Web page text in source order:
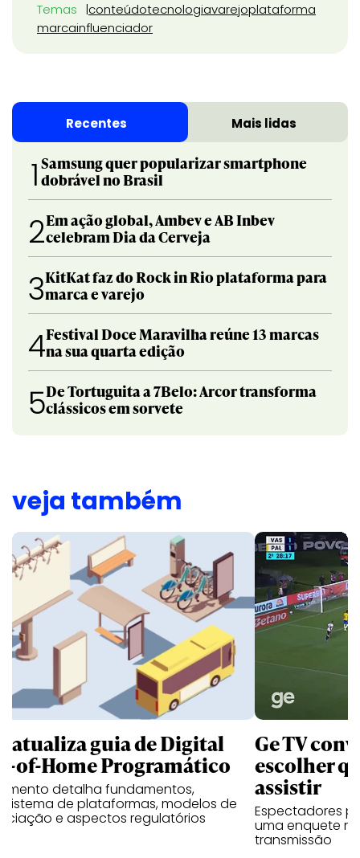
Temas conteúdotecnologiavarejoplataforma
marcainfluenciador
Recentes Mais lidas
1 Samsung quer popularizar smartphone
dobrável no Brasil
2Em ação global, Ambev e AB Inbev
celebram Dia da Cerveja
3KitKat faz do Rock in Rio plataforma para
marca e varejo
4Festival Doce Maravilha reúne 13 marcas
na sua quarta edição
5De Tortuguita a 7Belo: Arcor transforma
clássicos em sorvete
veja também
atualiza guia de Digital
of-Home Programático
detalha fundamentos,
de plataformas, modelos de
e aspectos regulatórios
Ge TV
escolher
assistir
Espectadores
uma enquete
transmissão